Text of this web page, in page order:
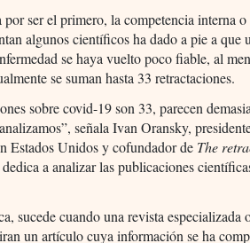
ser el primero, la competencia interna
algunos científicos ha dado a pie a que
se haya vuelto poco fiable, al
se suman hasta 33 retractaciones.
sobre covid-19 son 33, parecen
señala Ivan Oransky,
Estados Unidos y cofundador de The
a analizar las publicaciones
sucede cuando una revista especializada
un artículo cuya información se ha